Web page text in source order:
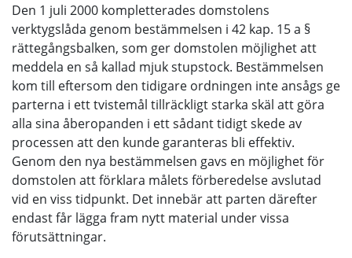
Den 1 juli 2000 kompletterades domstolens
verktygslåda genom bestämmelsen i 42 kap. 15 a §
rättegångsbalken, som ger domstolen möjlighet att
meddela en så kallad mjuk stupstock. Bestämmelsen
kom till eftersom den tidigare ordningen inte ansågs ge
parterna i ett tvistemål tillräckligt starka skäl att göra
alla sina åberopanden i ett sådant tidigt skede av
processen att den kunde garanteras bli effektiv.
Genom den nya bestämmelsen gavs en möjlighet för
domstolen att förklara målets förberedelse avslutad
vid en viss tidpunkt. Det innebär att parten därefter
endast får lägga fram nytt material under vissa
förutsättningar.